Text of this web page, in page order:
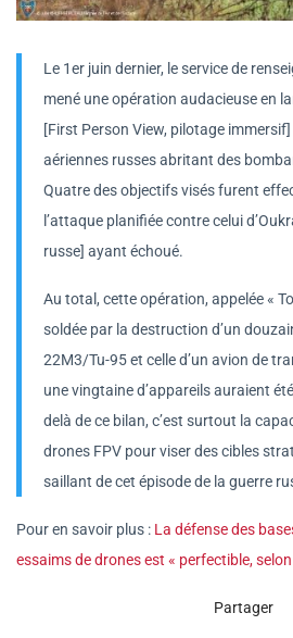
Le 1er juin dernier, le service de
mené une opération audacieuse en
[First Person View, pilotage
aériennes russes abritant des
Quatre des objectifs visés furent
l’attaque planifiée contre celui
russe] ayant échoué.
Au total, cette opération, appelée «
soldée par la destruction d’un
22M3/Tu-95 et celle d’un avion de
une vingtaine d’appareils auraient
delà de ce bilan, c’est surtout la
drones FPV pour viser des cibles
saillant de cet épisode de la guerre
Pour en savoir plus : La défense des
essaims de drones est « perfectible,
Partager